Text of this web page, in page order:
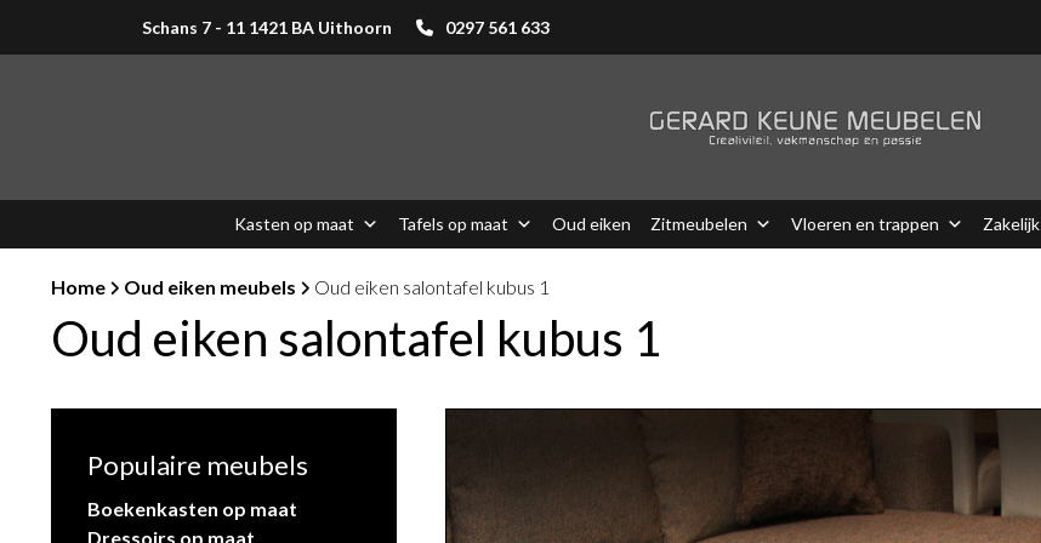
Schans 7 - 11 1421 BA Uithoorn 0297 561 633
Kasten op maat Tafels op maat Oud eiken Zitmeubelen Vloeren en trappen Zakelijk
Home Oud eiken meubels Oud eiken salontafel kubus 1
Oud eiken salontafel kubus 1
Populaire meubels
Boekenkasten op maat
Dressoirs op maat